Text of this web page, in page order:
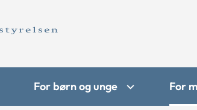
For børn og unge For